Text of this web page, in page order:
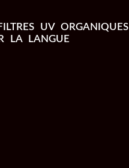
UV ORGANIQUES
LA LANGUE